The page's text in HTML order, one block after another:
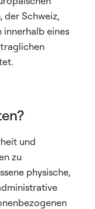
der Schweiz,
innerhalb eines
und
zu
physische,